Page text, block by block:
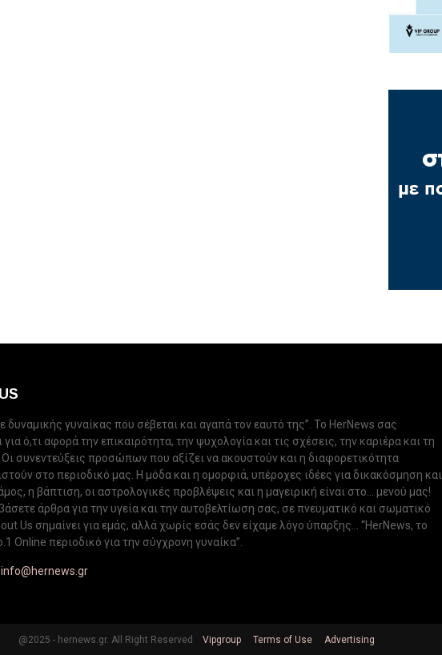
δυναμικής γυναίκας που σέβεται και αγαπά τον εαυτό της”. Το HerNews σας
για ό,τι αφορά την επικαιρότητα, την ψυχολογία και τις σχέσεις, την καριέρα και τη
συνεντεύξεις προσώπων που αξίζει να ακουστούν και η διαφορετικότητα
στο περιοδικό μας. Η μόδα και η ομορφιά, υπέροχες ιδέες για δικακόσμηση και
η βάπτιση, οι αστρολογικές προβλέψεις και η μαγειρική είναι στο... μενού μας!
άρθρα για την υγεία και την αυτοβελτίωση σας, σε πνευματικό και σωματικό
Us σημαίνει για εμάς, αλλά χωρίς εσάς δεν είχαμε λόγο ύπαρξης... “HerNews, το
Online περιοδικό για την σύγχρονη γυναίκα”.
info@hernews.gr
@2025 - hernews.gr. All Right Reserved Vipgroup Terms of Use Advertising